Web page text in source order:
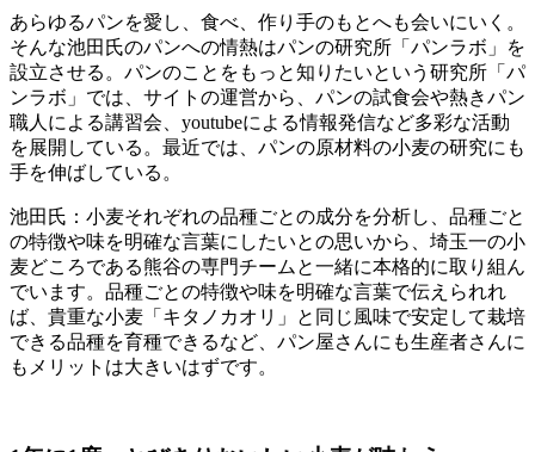
あらゆるパンを愛し、食べ、作り手のもとへも会いにいく。
そんな池田氏のパンへの情熱はパンの研究所「パンラボ」を
設立させる。パンのことをもっと知りたいという研究所「パ
ンラボ」では、サイトの運営から、パンの試食会や熱きパン
職人による講習会、youtubeによる情報発信など多彩な活動
を展開している。最近では、パンの原材料の小麦の研究にも
手を伸ばしている。
池田氏：小麦それぞれの品種ごとの成分を分析し、品種ごと
の特徴や味を明確な言葉にしたいとの思いから、埼玉一の小
麦どころである熊谷の専門チームと一緒に本格的に取り組ん
でいます。品種ごとの特徴や味を明確な言葉で伝えられれ
ば、貴重な小麦「キタノカオリ」と同じ風味で安定して栽培
できる品種を育種できるなど、パン屋さんにも生産者さんに
もメリットは大きいはずです。